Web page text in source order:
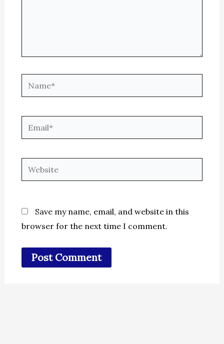
Name*
Email*
Website
Save my name, email, and website in this
browser for the next time I comment.